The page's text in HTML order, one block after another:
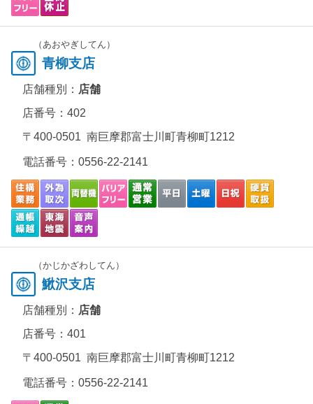
（あおやぎしてん）
青柳支店
店舗種別： 店舗
店番号：402
〒400-0501 南巨摩郡富士川町青柳町1212
電話番号： 0556-22-2141
（かじかざわしてん）
鰍沢支店
店舗種別： 店舗
店番号：401
〒400-0501 南巨摩郡富士川町青柳町1212
電話番号： 0556-22-2141